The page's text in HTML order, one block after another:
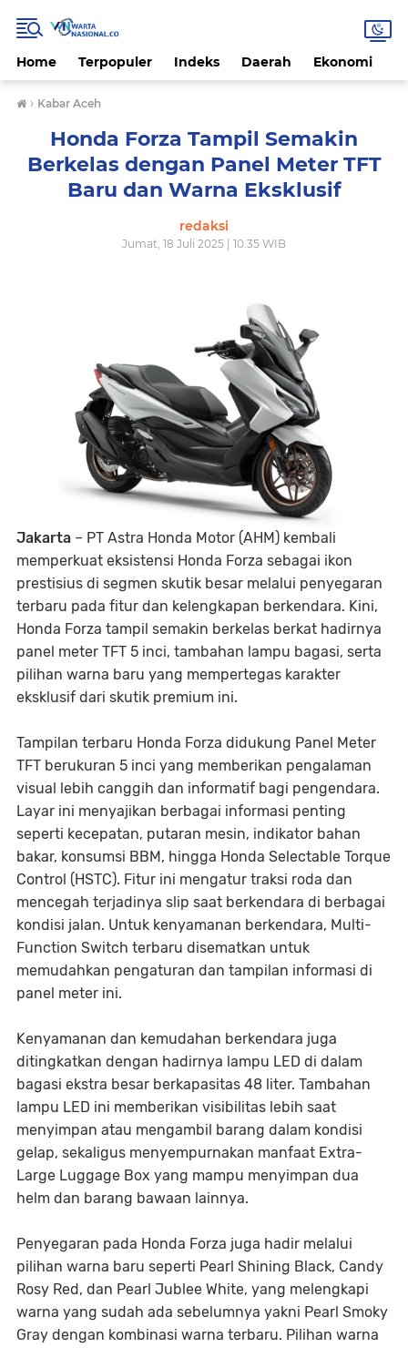
Home Terpopuler Indeks Daerah Ekonomi
› Kabar Aceh
Honda Forza Tampil Semakin
Berkelas dengan Panel Meter TFT
Baru dan Warna Eksklusif
redaksi
Jumat, 18 Juli 2025 | 10.35 WIB
Jakarta – PT Astra Honda Motor (AHM) kembali
memperkuat eksistensi Honda Forza sebagai ikon
prestisius di segmen skutik besar melalui penyegaran
terbaru pada fitur dan kelengkapan berkendara. Kini,
Honda Forza tampil semakin berkelas berkat hadirnya
panel meter TFT 5 inci, tambahan lampu bagasi, serta
pilihan warna baru yang mempertegas karakter
eksklusif dari skutik premium ini.
Tampilan terbaru Honda Forza didukung Panel Meter
TFT berukuran 5 inci yang memberikan pengalaman
visual lebih canggih dan informatif bagi pengendara.
Layar ini menyajikan berbagai informasi penting
seperti kecepatan, putaran mesin, indikator bahan
bakar, konsumsi BBM, hingga Honda Selectable Torque
Control (HSTC). Fitur ini mengatur traksi roda dan
mencegah terjadinya slip saat berkendara di berbagai
kondisi jalan. Untuk kenyamanan berkendara, Multi-
Function Switch terbaru disematkan untuk
memudahkan pengaturan dan tampilan informasi di
panel meter ini.
Kenyamanan dan kemudahan berkendara juga
ditingkatkan dengan hadirnya lampu LED di dalam
bagasi ekstra besar berkapasitas 48 liter. Tambahan
lampu LED ini memberikan visibilitas lebih saat
menyimpan atau mengambil barang dalam kondisi
gelap, sekaligus menyempurnakan manfaat Extra-
Large Luggage Box yang mampu menyimpan dua
helm dan barang bawaan lainnya.
Penyegaran pada Honda Forza juga hadir melalui
pilihan warna baru seperti Pearl Shining Black, Candy
Rosy Red, dan Pearl Jublee White, yang melengkapi
warna yang sudah ada sebelumnya yakni Pearl Smoky
Gray dengan kombinasi warna terbaru. Pilihan warna